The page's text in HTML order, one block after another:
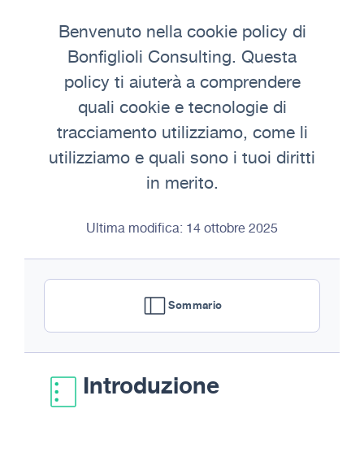
Benvenuto nella cookie policy di
Bonfiglioli Consulting. Questa
policy ti aiuterà a comprendere
quali cookie e tecnologie di
tracciamento utilizziamo, come li
utilizziamo e quali sono i tuoi diritti
in merito.
Ultima modifica: 14 ottobre 2025
Sommario
Introduzione